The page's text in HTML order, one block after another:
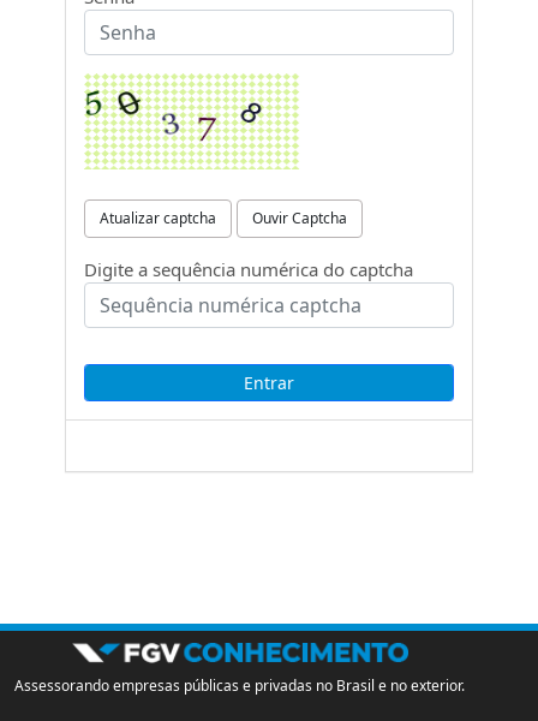
Atualizar captcha Ouvir Captcha
Digite a sequência numérica do captcha
Assessorando empresas públicas e privadas no Brasil e no exterior.